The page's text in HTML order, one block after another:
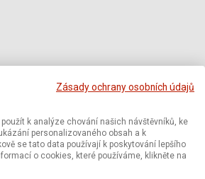
Zásady ochrany osobních údajů
k analýze chování našich návštěvníků, ke
personalizovaného obsah a k
se tato data používají k poskytování lepšího
o cookies, které používáme, klikněte na